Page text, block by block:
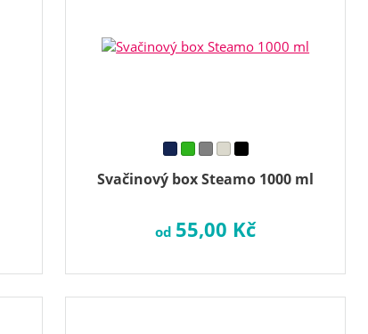
Svačinový box Steamo 1000 ml
od 55,00 Kč